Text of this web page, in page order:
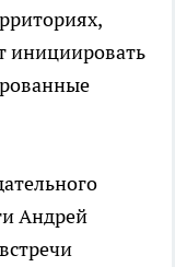
инициировать
Андрей